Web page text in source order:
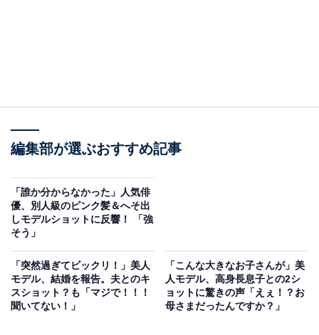
編集部が選ぶおすすめ記事
「誰か分からなかった」人気俳
優、別人級のピンク髪＆へそ出
しモデルショットに反響！ 「強
そう」
「突然過ぎてビックリ！」美人
モデル、結婚を報告。夫とのキ
スショット？も「マジで！！！
聞いてない！」
「こんな大きなお子さんが」美
人モデル、高身長息子との2シ
ョットに驚きの声「えぇ！？お
母さまだったんですか？」